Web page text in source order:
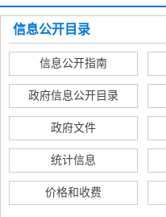
信息公开目录
信息公开指南
政府信息公开目录
政府文件
统计信息
价格和收费